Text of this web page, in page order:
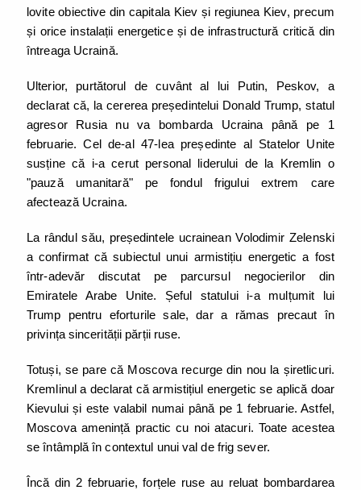
lovite obiective din capitala Kiev și regiunea Kiev, precum
și orice instalații energetice și de infrastructură critică din
întreaga Ucraină.
Ulterior, purtătorul de cuvânt al lui Putin, Peskov, a
declarat că, la cererea președintelui Donald Trump, statul
agresor Rusia nu va bombarda Ucraina până pe 1
februarie. Cel de-al 47-lea președinte al Statelor Unite
susține că i-a cerut personal liderului de la Kremlin o
"pauză umanitară" pe fondul frigului extrem care
afectează Ucraina.
La rândul său, președintele ucrainean Volodimir Zelenski
a confirmat că subiectul unui armistițiu energetic a fost
într-adevăr discutat pe parcursul negocierilor din
Emiratele Arabe Unite. Șeful statului i-a mulțumit lui
Trump pentru eforturile sale, dar a rămas precaut în
privința sincerității părții ruse.
Totuși, se pare că Moscova recurge din nou la șiretlicuri.
Kremlinul a declarat că armistițiul energetic se aplică doar
Kievului și este valabil numai până pe 1 februarie. Astfel,
Moscova amenință practic cu noi atacuri. Toate acestea
se întâmplă în contextul unui val de frig sever.
Încă din 2 februarie, forțele ruse au reluat bombardarea